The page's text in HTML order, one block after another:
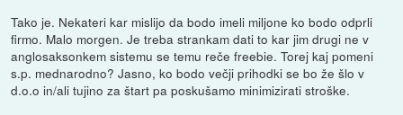
Tako je. Nekateri kar mislijo da bodo imeli miljone ko bodo odprli
firmo. Malo morgen. Je treba strankam dati to kar jim drugi ne v
anglosaksonkem sistemu se temu reče freebie. Torej kaj pomeni
s.p. mednarodno? Jasno, ko bodo večji prihodki se bo že šlo v
d.o.o in/ali tujino za štart pa poskušamo minimizirati stroške.